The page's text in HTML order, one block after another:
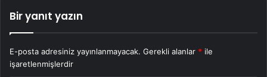
Bir yanıt yazın
E-posta adresiniz yayınlanmayacak. Gerekli alanlar * ile
işaretlenmişlerdir